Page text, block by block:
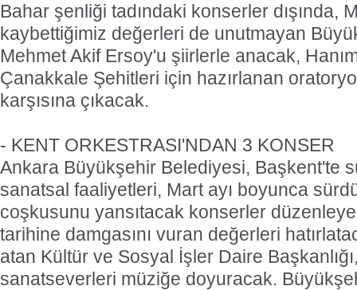
Bahar şenliği tadındaki konserler dışında,
kaybettiğimiz değerleri de unutmayan
Mehmet Akif Ersoy'u şiirlerle anacak,
Çanakkale Şehitleri için hazırlanan
karşısına çıkacak.
- KENT ORKESTRASI'NDAN 3 KONSER
Ankara Büyükşehir Belediyesi, Başkent'te
sanatsal faaliyetleri, Mart ayı boyunca
coşkusunu yansıtacak konserler
tarihine damgasını vuran değerleri
atan Kültür ve Sosyal İşler Daire
sanatseverleri müziğe doyuracak.